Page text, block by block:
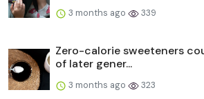
3 months ago 339
Zero-calorie sweeteners
of later gener...
3 months ago 323